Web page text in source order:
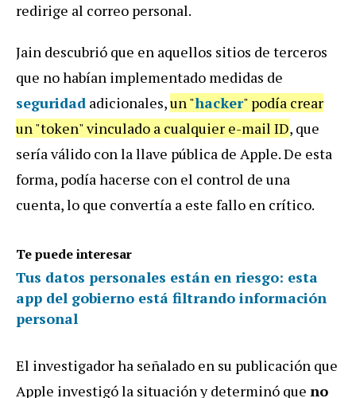
redirige al correo personal.
Jain descubrió que en aquellos sitios de terceros
que no habían implementado medidas de
seguridad adicionales,un "hacker" podía crear
un "token" vinculado a cualquier e-mail ID, que
sería válido con la llave pública de Apple. De esta
forma, podía hacerse con el control de una
cuenta, lo que convertía a este fallo en crítico.
Te puede interesar
Tus datos personales están en riesgo: esta
app del gobierno está filtrando información
personal
El investigador ha señalado en su publicación que
Apple investigó la situación y determinó que no